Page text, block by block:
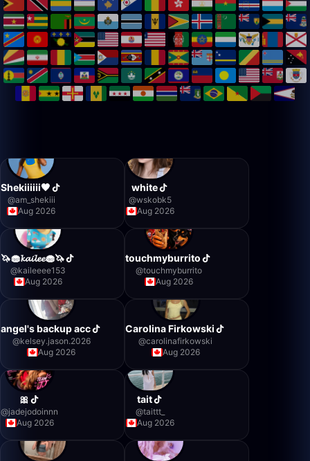
Shekiiiiii🖤
@am_shekiii
Aug 2026
white
@wskobk5
Aug 2026
🦄🧁𝓴𝓪𝓲𝓵𝓮𝓮🧁🦄
@kaileeee153
Aug 2026
touchmyburrito
@touchmyburrito
Aug 2026
angel's backup acc
@kelsey.jason.2026
Aug 2026
Carolina Firkowski
@carolinafirkowski
Aug 2026
🎀
@jadejodoinnn
Aug 2026
tait
@taittt_
Aug 2026